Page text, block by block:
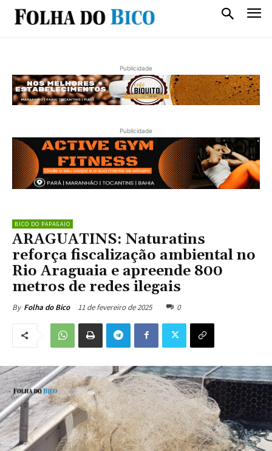
Publicidade
Publicidade
BICO DO PAPAGAIO
ARAGUATINS: Naturatins
reforça fiscalização ambiental no
Rio Araguaia e apreende 800
metros de redes ilegais
By Folha do Bico 11 de fevereiro de 2025 0